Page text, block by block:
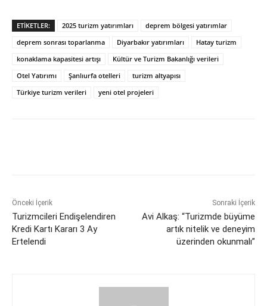
ETIKETLER: 2025 turizm yatırımları
deprem bölgesi yatırımlar
deprem sonrası toparlanma
Diyarbakır yatırımları
Hatay turizm
konaklama kapasitesi artışı
Kültür ve Turizm Bakanlığı verileri
Otel Yatırımı
Şanlıurfa otelleri
turizm altyapısı
Türkiye turizm verileri
yeni otel projeleri
Önceki İçerik
Turizmcileri Endişelendiren
Kredi Kartı Kararı 3 Ay
Ertelendi
Sonraki İçerik
Avi Alkaş: “Turizmde büyüme
artık nitelik ve deneyim
üzerinden okunmalı”